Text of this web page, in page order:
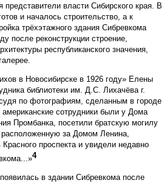
власти Сибирского края. В
и началось строительство, а к
трёхэтажного здания Сибревкома
после реконструкции строение,
республиканского значения,
в Новосибирске в 1926 году» Елены
библиотеки им. Д.С. Лихачёва г.
по фотографиям, сделанным в городе
сотрудники были у Дома
Промбанка, посетили братскую могилу
за Домом Ленина,
проспекта и увидели недавно
4
в здании Сиб­ревкома после